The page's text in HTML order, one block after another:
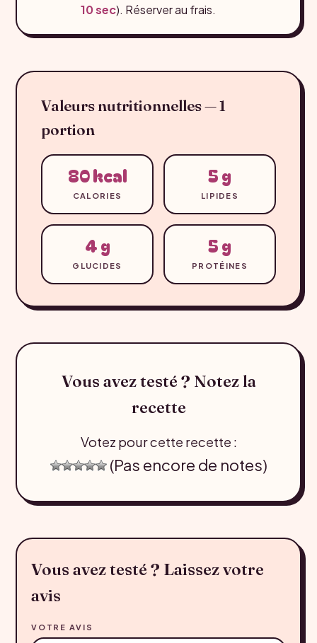
10 sec). Réserver au frais.
Valeurs nutritionnelles — 1
portion
80 kcal
CALORIES
5 g
LIPIDES
4 g
GLUCIDES
5 g
PROTÉINES
Vous avez testé ? Notez la
recette
Votez pour cette recette :
(Pas encore de notes)
Vous avez testé ? Laissez votre
avis
VOTRE AVIS